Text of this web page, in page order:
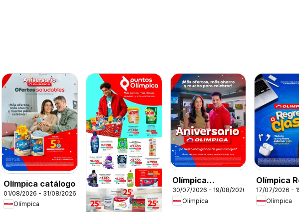
Olímpica catálogo
01/08/2026 - 31/08/2026
Olímpica
Olímpica
Aniversario
Ofertas textil y
30/07/2026 - 19/08/2026
Olímpica
Olímpica
a clases
17/07/2026 -
Olímpica